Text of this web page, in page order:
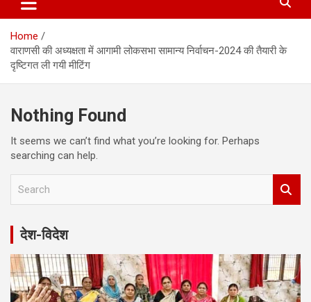
Home
वाराणसी की अध्यक्षता में आगामी लोकसभा सामान्य निर्वाचन-2024 की तैयारी के
दृष्टिगत ली गयी मीटिंग
Nothing Found
It seems we can’t find what you’re looking for. Perhaps
searching can help.
r
h
देश-विदेश